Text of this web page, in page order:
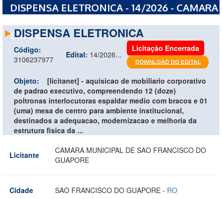
DISPENSA ELETRONICA - 14/2026 - CAMARA
GUAPORE
DISPENSA ELETRONICA
Código:
3106237977
Edital: 14/2026...
Licitação Encerrada
Objeto:
[licitanet] - aquisicao de mobiliario corporativo
de padrao executivo, compreendendo 12 (doze)
poltronas interlocutoras espaldar medio com bracos e 01
(uma) mesa de centro para ambiente institucional,
destinados a adequacao, modernizacao e melhoria da
estrutura fisica da ...
Licitante
CAMARA MUNICIPAL DE SAO FRANCISCO DO
GUAPORE
Cidade SAO FRANCISCO DO GUAPORE - RO